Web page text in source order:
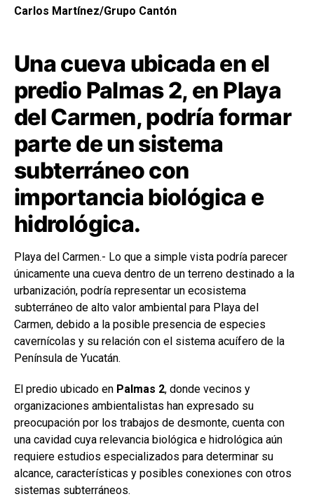
Carlos Martínez/Grupo Cantón
Una cueva ubicada en el
predio Palmas 2, en Playa
del Carmen, podría formar
parte de un sistema
subterráneo con
importancia biológica e
hidrológica.
Playa del Carmen.- Lo que a simple vista podría parecer
únicamente una cueva dentro de un terreno destinado a la
urbanización, podría representar un ecosistema
subterráneo de alto valor ambiental para Playa del
Carmen, debido a la posible presencia de especies
cavernícolas y su relación con el sistema acuífero de la
Península de Yucatán.
El predio ubicado en Palmas 2, donde vecinos y
organizaciones ambientalistas han expresado su
preocupación por los trabajos de desmonte, cuenta con
una cavidad cuya relevancia biológica e hidrológica aún
requiere estudios especializados para determinar su
alcance, características y posibles conexiones con otros
sistemas subterráneos.